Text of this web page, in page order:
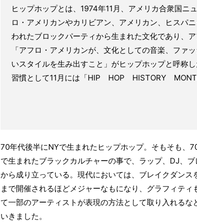
ヒップホップとは、1974年11月、アメリカ合衆国ニ
ロ・アメリカンやカリビアン、アメリカン、ヒスパ
われたブロックパーティから生まれた文化であり、
「アフロ・アメリカンが、文化としての音楽、ファ
いスタイルを生み出すこと」がヒップホップと呼称
習慣として11月には「HIP HOP HISTORY
70年代後半にNYで生まれたヒップホップ。そもそも、
で生まれたブラックカルチャーの事で、ラップ、DJ、
から成り立っている。現代においては、ブレイクダン
まで開催されるほどメジャーなもになり、グラフィテ
て一部のアーティストが表現の方法として取り入れるな
いきました。